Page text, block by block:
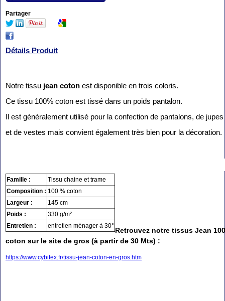
Partager
Détails Produit
Notre tissu jean coton est disponible en trois coloris.
Ce tissu 100% coton est tissé dans un poids pantalon.
Il est généralement utilisé pour la confection de pantalons, de jupes
et de vestes mais convient également très bien pour la décoration.
Famille :
Tissu chaine et trame
Composition : 100 % coton
Largeur :
145 cm
Poids :
330 g/m²
Entretien :
entretien ménager à 30°
Retrouvez notre tissus Jean
coton sur le site de gros (à partir de 30 Mts) :
https://www.cybitex.fr/tissu-jean-coton-en-gros.htm